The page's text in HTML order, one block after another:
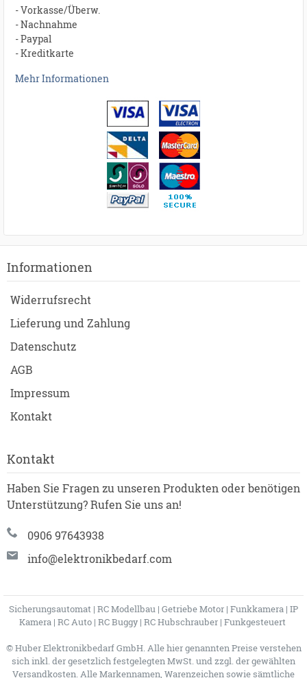
- Vorkasse/Überw.
- Nachnahme
- Paypal
- Kreditkarte
Mehr Informationen
Informationen
Widerrufsrecht
Lieferung und Zahlung
Datenschutz
AGB
Impressum
Kontakt
Kontakt
Haben Sie Fragen zu unseren Produkten oder benötigen
Unterstützung? Rufen Sie uns an!
0906 97643938
info@elektronikbedarf.com
Sicherungsautomat | RC Modellbau | Getriebe Motor | Funkkamera | IP
Kamera | RC Auto | RC Buggy | RC Hubschrauber | Funkgesteuert
© Huber Elektronikbedarf GmbH. Alle hier genannten Preise verstehen
sich inkl. der gesetzlich festgelegten MwSt. und zzgl. der gewählten
Versandkosten. Alle Markennamen, Warenzeichen sowie sämtliche